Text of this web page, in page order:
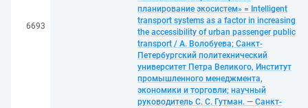
6693
планирование экосистем» = Intelligent
transport systems as a factor in increasing
the accessibility of urban passenger public
transport / А. Волобуева; Санкт-
Петербургский политехнический
университет Петра Великого, Институт
промышленного менеджмента,
экономики и торговли; научный
руководитель С. С. Гутман. — Санкт-